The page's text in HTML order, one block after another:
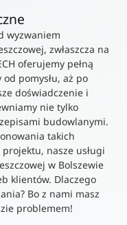
wyzwaniem
zwłaszcza na
oferujemy pełną
pomysłu, aż po
doświadczenie i
nie tylko
budowlanymi.
takich
nasze usługi
w Bolszewie
klientów. Dlaczego
Bo z nami masz
problemem!